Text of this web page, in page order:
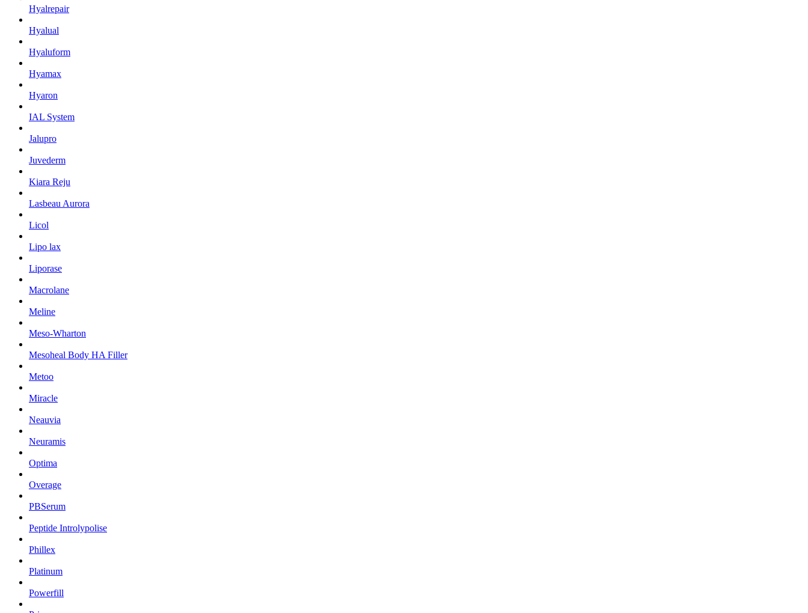
Hyalrepair
Hyalual
Hyaluform
Hyamax
Hyaron
IAL System
Jalupro
Juvederm
Kiara Reju
Lasbeau Aurora
Licol
Lipo lax
Liporase
Macrolane
Meline
Meso-Wharton
Mesoheal Body HA Filler
Metoo
Miracle
Neauvia
Neuramis
Optima
Overage
PBSerum
Peptide Introlypolise
Phillex
Platinum
Powerfill